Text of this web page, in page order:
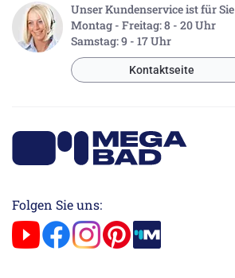
Unser Kundenservice ist für
Montag - Freitag: 8 - 20 Uhr
Samstag: 9 - 17 Uhr
Kontaktseite
Folgen Sie uns: